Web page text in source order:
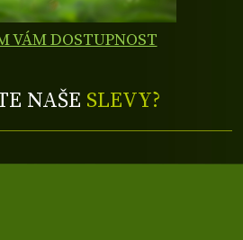
VÁM DOSTUPNOST
NAŠE SLEVY?